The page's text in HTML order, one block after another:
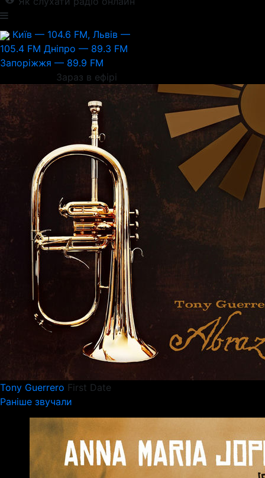
Київ — 104.6 FM, Львів —
105.4 FM Дніпро — 89.3 FM
Запоріжжя — 89.9 FM
Зараз в ефірі
Tony Guerrero First Date
Раніше звучали